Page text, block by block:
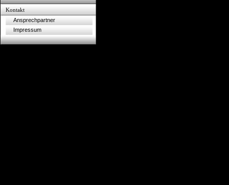
Kontakt
Ansprechpartner
Impressum